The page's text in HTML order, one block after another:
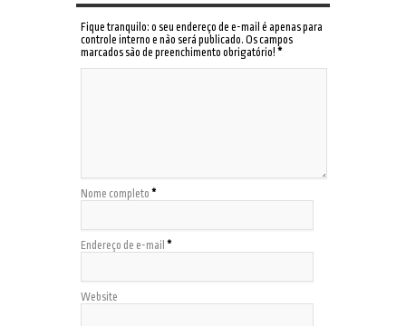
Fique tranquilo: o seu endereço de e-mail é apenas para
controle interno e não será publicado. Os campos
marcados são de preenchimento obrigatório! *
Nome completo *
Endereço de e-mail *
Website